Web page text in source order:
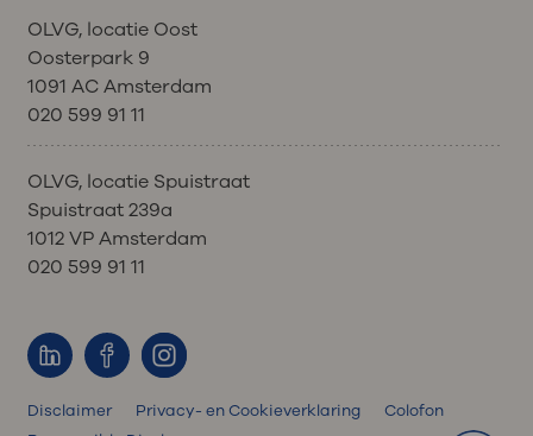
OLVG, locatie Oost
Oosterpark 9
1091 AC Amsterdam
020 599 91 11
OLVG, locatie Spuistraat
Spuistraat 239a
1012 VP Amsterdam
020 599 91 11
Disclaimer Privacy- en Cookieverklaring
Colofon